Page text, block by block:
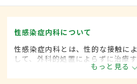
性感染症内科について
性感染症内科とは、性的な接触に
して、外科的処置によらずに治療
す。平成20年4月の制度改正前は
ていました。
もっと見る